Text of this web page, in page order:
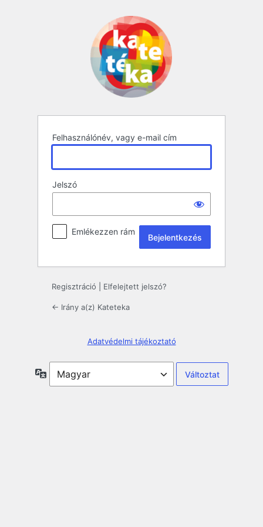
Felhasználónév, vagy e-mail cím
Jelszó
Emlékezzen rám
Regisztráció Elfelejtett jelszó?
← Irány a(z) Kateteka
Adatvédelmi tájékoztató
Nyelv